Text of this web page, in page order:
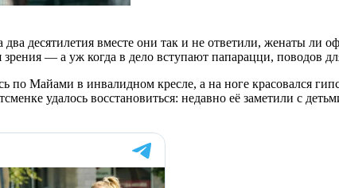
десятилетия вместе они так и не ответили, женаты ли
— а уж когда в дело вступают папарацци, поводов
Майами в инвалидном кресле, а на ноге красовался
удалось восстановиться: недавно её заметили с